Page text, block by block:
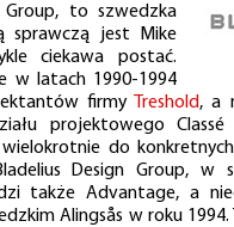
Group, to szwedzka
sprawczą jest Mike
ciekawa postać.
w latach 1990-1994
firmy
Treshold, a
projektowego Classé
wielokrotnie do
Design Group, w
także Advantage, a
Alingsås w roku